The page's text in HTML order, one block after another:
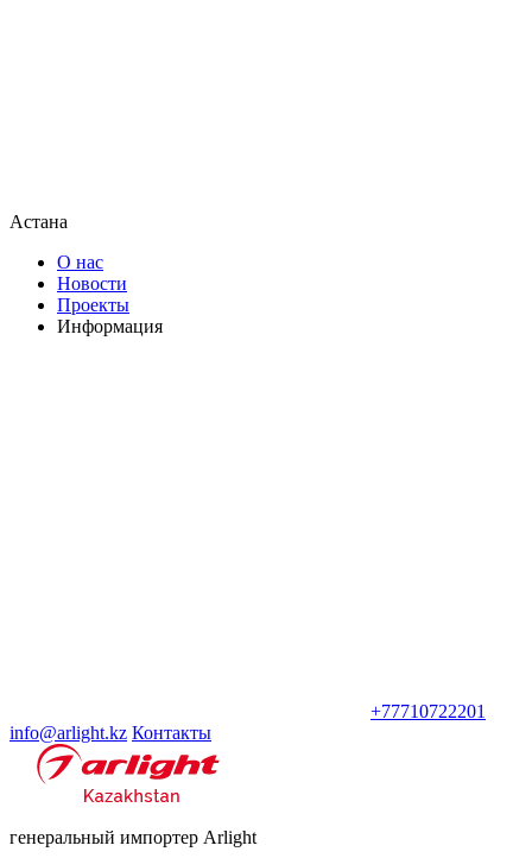
Астана
О нас
Новости
Проекты
Информация
+77710722201
info@arlight.kz Контакты
генеральный импортер Arlight